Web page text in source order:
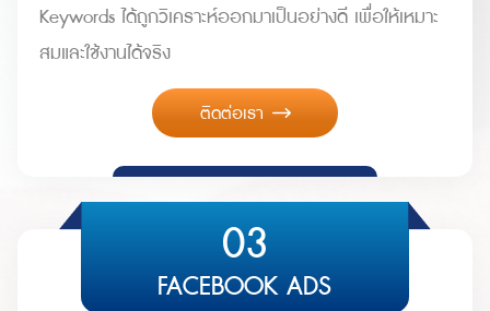
Keywords ได้ถูกวิเคราะห์ออกมาเป็นอย่างดี เพื่อให้เหมาะ
สมและใช้งานได้จริง
ติดต่อเรา
03
FACEBOOK ADS